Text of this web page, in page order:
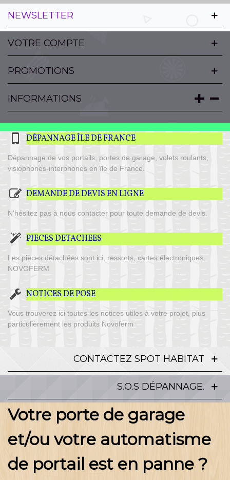
NEWSLETTER
VOTRE COMPTE
PROMOTIONS
INFORMATIONS
DÉPANNAGE ÎLE DE FRANCE
Dépannage de vos portails, portes de garage, volets roulants,
visiophones-interphones en île de France.
DEMANDE DE DEVIS EN LIGNE
N'hésitez pas à nous contacter pour toute demande de devis.
PIECES DETACHEES
Les pièces détachées sont ici, ressorts, cartes électroniques
NOVOFERM
NOTICES DE POSE
Vous trouverez ici toutes les notices utiles à votre projet, plus
particulièrement les produits Novoferm
CONTACTEZ SPOT HABITAT
S.O.S DÉPANNAGE.
Votre porte de garage
et/ou votre automatisme
de portail est en panne ?